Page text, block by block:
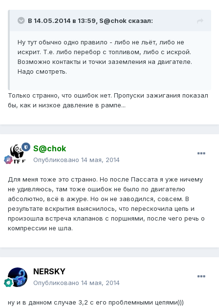
В 14.05.2014 в 13:59, S@chok сказал:
Ну тут обычно одно правило - либо не льёт, либо не
искрит. Т.е. либо перебор с топливом, либо с искрой.
Возможно контакты и точки заземления на двигателе.
Надо смотреть.
Только странно, что ошибок нет. Пропуски зажигания показал
бы, как и низкое давление в рампе...
S@chok
Опубликовано 14 мая, 2014
Для меня тоже это странно. Но после Пассата я уже ничему
не удивляюсь, там тоже ошибок не было по двигателю
абсолютно, всё в ажуре. Но он не заводился, совсем. В
результате вскрытия выяснилось, что перескочила цепь и
произошла встреча клапанов с поршнями, после чего речь о
компрессии не шла.
NERSKY
Опубликовано 14 мая, 2014
ну и в данном случае 3,2 с его проблемными цепями)))